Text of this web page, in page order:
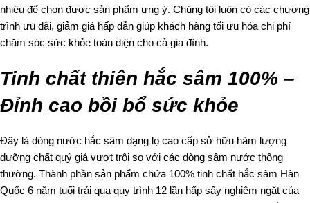
nhiêu để chọn được sản phẩm ưng ý. Chúng tôi luôn có các chương
trình ưu đãi, giảm giá hấp dẫn giúp khách hàng tối ưu hóa chi phí
chăm sóc sức khỏe toàn diện cho cả gia đình.
Tinh chất thiên hắc sâm 100% –
Đỉnh cao bồi bổ sức khỏe
Đây là dòng nước hắc sâm dạng lọ cao cấp sở hữu hàm lượng
dưỡng chất quý giá vượt trội so với các dòng sâm nước thông
thường. Thành phần sản phẩm chứa 100% tinh chất hắc sâm Hàn
Quốc 6 năm tuổi trải qua quy trình 12 lần hấp sấy nghiêm ngặt của